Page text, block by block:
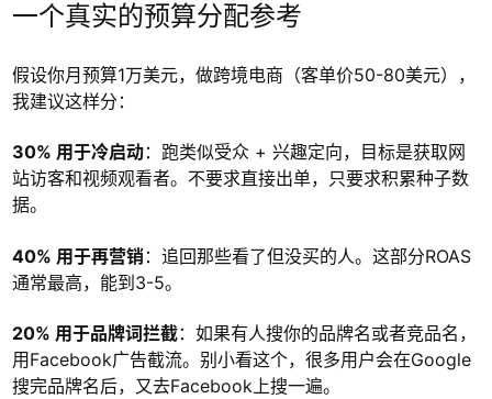
一个真实的预算分配参考
假设你月预算1万美元，做跨境电商（客单价50-80美元），
我建议这样分：
30% 用于冷启动：跑类似受众 + 兴趣定向，目标是获取网
站访客和视频观看者。不要求直接出单，只要求积累种子数
据。
40% 用于再营销：追回那些看了但没买的人。这部分ROAS
通常最高，能到3-5。
20% 用于品牌词拦截：如果有人搜你的品牌名或者竞品名，
用Facebook广告截流。别小看这个，很多用户会在Google
搜完品牌名后，又去Facebook上搜一遍。